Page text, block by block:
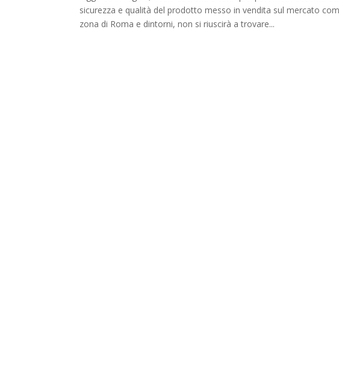
sicurezza e qualità del prodotto messo in vendita sul mercato
zona di Roma e dintorni, non si riuscirà a trovare...